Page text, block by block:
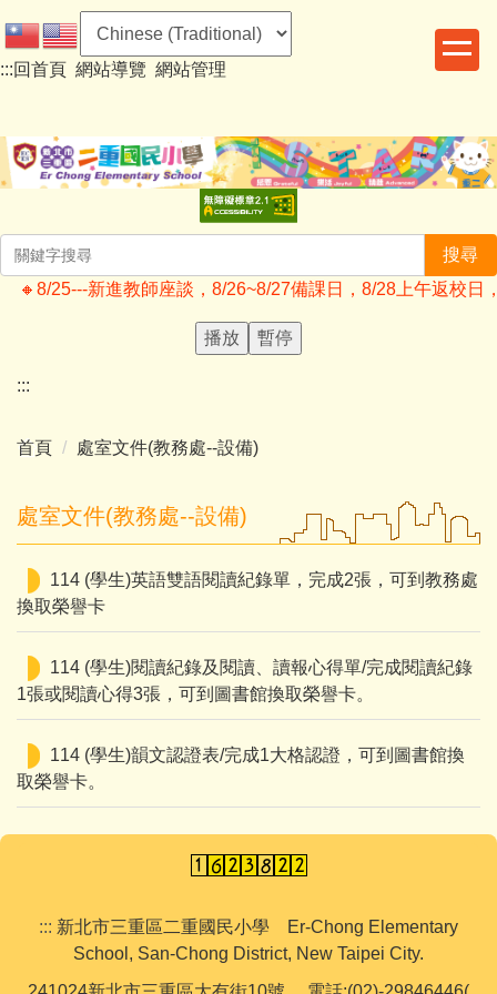
到
主
容
區
:::回首頁 網站導覽 網站管理
搜尋
🔸️8/25---新進教師座談，8/26~8/27備課日，8/28上午返校
播放 暫停
:::
首頁 處室文件(教務處--設備)
處室文件(教務處--設備)
114 (學生)英語雙語閱讀紀錄單，完成2張，可到教務處
換取榮譽卡
114 (學生)閱讀紀錄及閱讀、讀報心得單/完成閱讀紀錄
1張或閱讀心得3張，可到圖書館換取榮譽卡。
114 (學生)韻文認證表/完成1大格認證，可到圖書館換
取榮譽卡。
::: 新北市三重區二重國民小學 Er-Chong Elementary
School, San-Chong District, New Taipei City.